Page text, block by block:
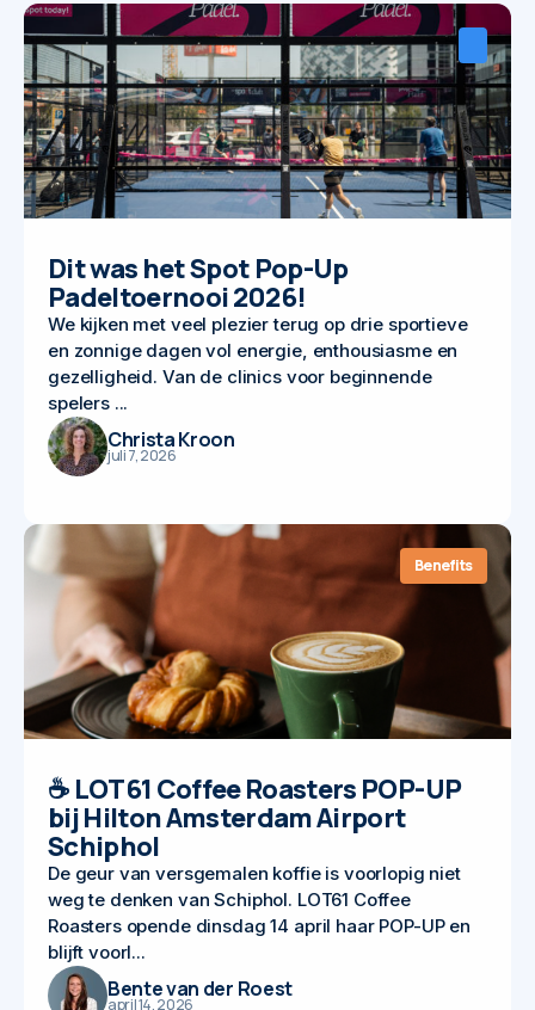
Dit was het Spot Pop-Up
Padeltoernooi 2026!
We kijken met veel plezier terug op drie sportieve
en zonnige dagen vol energie, enthousiasme en
gezelligheid. Van de clinics voor beginnende
spelers ...
Christa Kroon
juli 7, 2026
☕ LOT61 Coffee Roasters POP-UP
bij Hilton Amsterdam Airport
Schiphol
De geur van versgemalen koffie is voorlopig niet
weg te denken van Schiphol. LOT61 Coffee
Roasters opende dinsdag 14 april haar POP-UP en
blijft voorl...
Benefits
Bente van der Roest
april 14, 2026